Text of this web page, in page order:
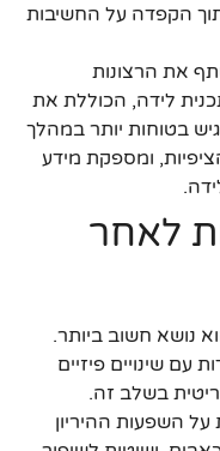
הקפדה על החשיבות
את הרצונות
לידה, הכוללת את
בטוחות יותר במהלך
ומספקת מידע
לאחר
נושא חשוב ביותר.
עם שינויים פיזיים
בשלב זה.
השפעות ההיריון